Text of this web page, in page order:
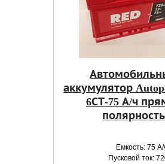
аккумулятор
6СТ-75 А/ч
полярность
Емкость: 75 А/
Пусковой ток: